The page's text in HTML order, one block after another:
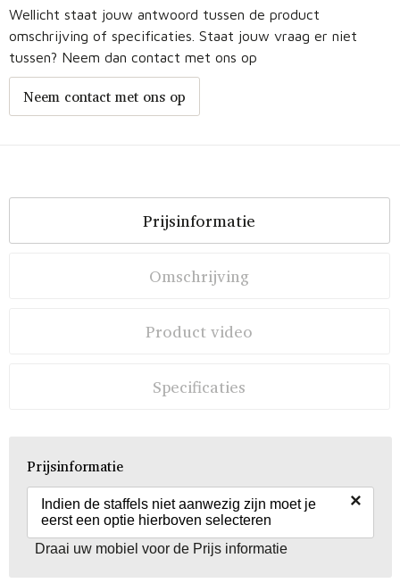
Wellicht staat jouw antwoord tussen de product
omschrijving of specificaties. Staat jouw vraag er niet
tussen? Neem dan contact met ons op
Neem contact met ons op
Prijsinformatie
Omschrijving
Product video
Specificaties
Prijsinformatie
Indien de staffels niet aanwezig zijn moet je
eerst een optie hierboven selecteren
×
Draai uw mobiel voor de Prijs informatie